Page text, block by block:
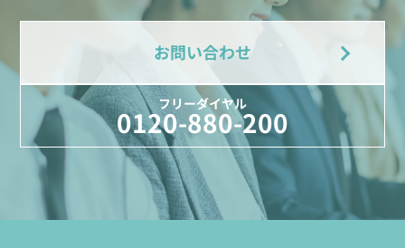
お問い合わせ
フリーダイヤル
0120-880-200